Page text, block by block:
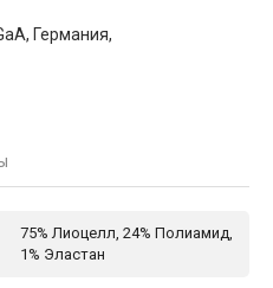
Германия,
75% Лиоцелл, 24% Полиамид,
1% Эластан